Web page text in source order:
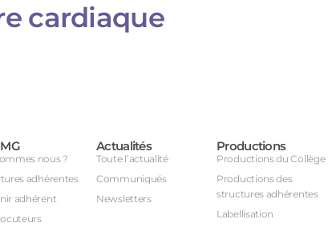
cardiaque
nous ?
adhérentes
adhérent
Actualités
Toute l’actualité
Communiqués
Newsletters
Productions
Productions du Collège
Productions des
structures adhérentes
Labellisation